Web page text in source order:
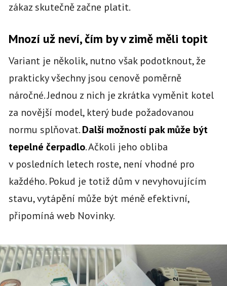
zákaz skutečně začne platit.
Mnozí už neví, čím by v zimě měli topit
Variant je několik, nutno však podotknout, že
prakticky všechny jsou cenově poměrně
náročné. Jednou z nich je zkrátka vyměnit kotel
za novější model, který bude požadovanou
normu splňovat.Další možností pak může být
tepelné čerpadlo. Ačkoli jeho obliba
v posledních letech roste, není vhodné pro
každého. Pokud je totiž dům v nevyhovujícím
stavu, vytápění může být méně efektivní,
připomíná web Novinky.